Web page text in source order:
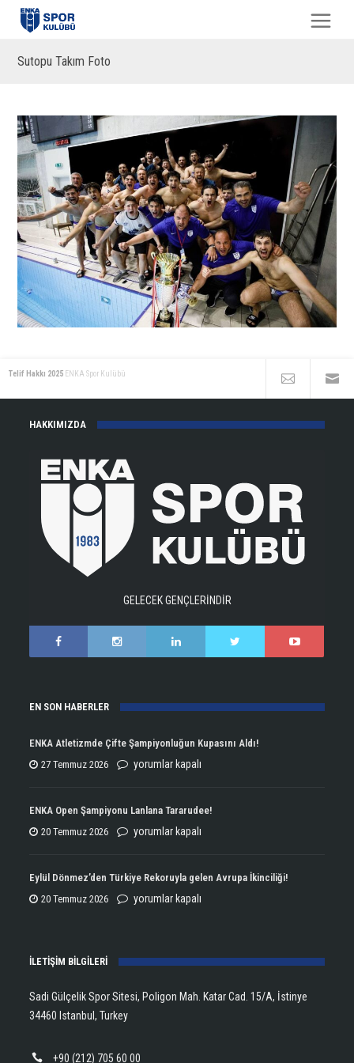
Sutopu Takım Foto
Telif Hakkı 2025 ENKA Spor Kulübü
HAKKIMIZDA
GELECEK GENÇLERİNDİR
EN SON HABERLER
ENKA Atletizmde Çifte Şampiyonluğun Kupasını Aldı!
27 Temmuz 2026
ENKA
Çifte
Şampiyonluğun
yorumlar kapalı
ENKA Open Şampiyonu Lanlana Tararudee!
20 Temmuz 2026
ENKA
Şampiyonu
Lanlana
yorumlar kapalı
Eylül Dönmez’den Türkiye Rekoruyla gelen Avrupa İkinciliği!
20 Temmuz 2026
Eylül
Rekoruyla
Avrupa
yorumlar kapalı
İLETİŞİM BİLGİLERİ
Sadi Gülçelik Spor Sitesi, Poligon Mah. Katar Cad. 15/A, İstinye
34460 Istanbul, Turkey
+90 (212) 705 60 00